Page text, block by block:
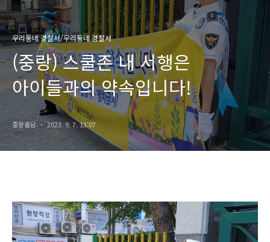
우리동네 경찰서/우리동네 경찰서
(중랑) 스쿨존 내 서행은
아이들과의 약속입니다!
중랑홍담 2023. 9. 7. 13:07